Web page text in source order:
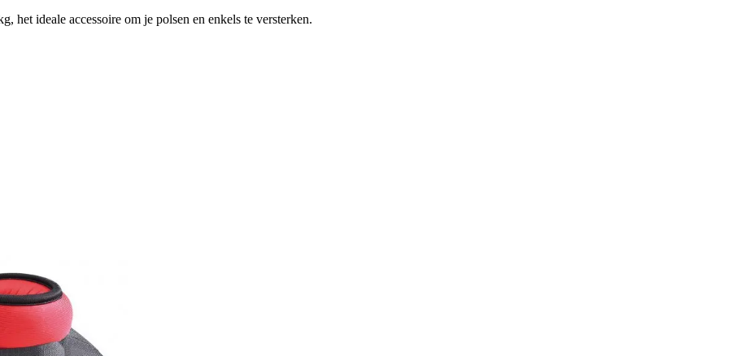
het ideale accessoire om je polsen en enkels te versterken.